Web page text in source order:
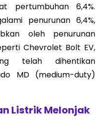
pertumbuhan 6,4%.
penurunan 6,4%,
oleh penurunan
Chevrolet Bolt EV,
telah dihentikan
MD (medium-duty)
Listrik Melonjak